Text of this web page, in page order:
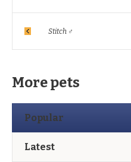
Stitch ♂
More pets
Popular
Latest